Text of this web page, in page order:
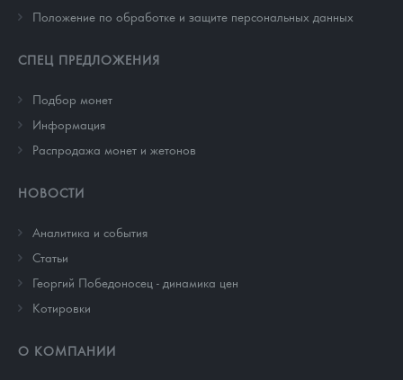
Положение по обработке и защите персональных данных
СПЕЦ ПРЕДЛОЖЕНИЯ
Подбор монет
Информация
Распродажа монет и жетонов
НОВОСТИ
Аналитика и события
Cтатьи
Георгий Победоносец - динамика цен
Котировки
О КОМПАНИИ